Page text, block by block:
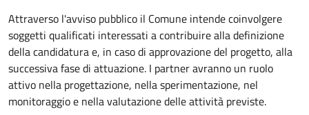
Attraverso l'avviso pubblico il Comune intende coinvolgere
soggetti qualificati interessati a contribuire alla definizione
della candidatura e, in caso di approvazione del progetto, alla
successiva fase di attuazione. I partner avranno un ruolo
attivo nella progettazione, nella sperimentazione, nel
monitoraggio e nella valutazione delle attività previste.